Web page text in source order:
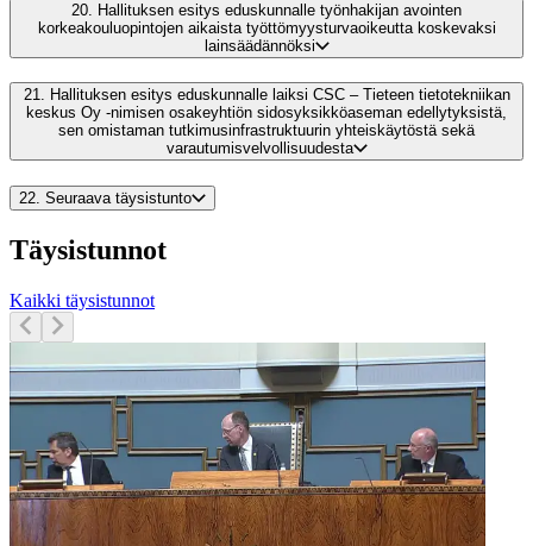
20. Hallituksen esitys eduskunnalle työnhakijan avointen
korkeakouluopintojen aikaista työttömyysturvaoikeutta koskevaksi
lainsäädännöksi
21. Hallituksen esitys eduskunnalle laiksi CSC – Tieteen tietotekniikan
keskus Oy -nimisen osakeyhtiön sidosyksikköaseman edellytyksistä,
sen omistaman tutkimusinfrastruktuurin yhteiskäytöstä sekä
varautumisvelvollisuudesta
22. Seuraava täysistunto
Täysistunnot
Kaikki täysistunnot